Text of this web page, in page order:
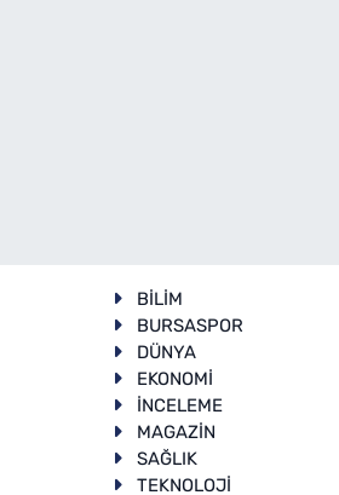
BİLİM
BURSASPOR
DÜNYA
EKONOMİ
İNCELEME
MAGAZİN
SAĞLIK
TEKNOLOJİ